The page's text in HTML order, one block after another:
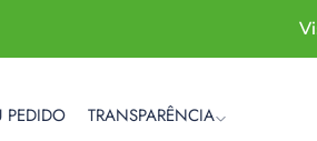
PEDIDO TRANSPARÊNCIA